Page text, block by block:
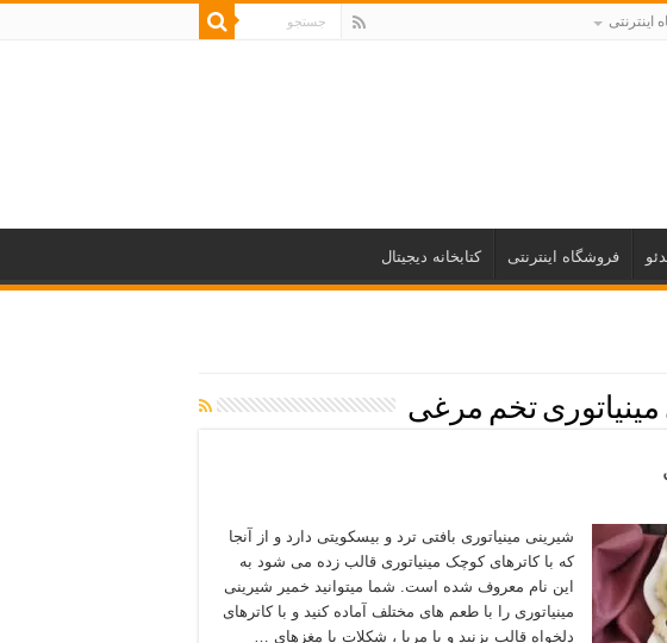
اینترنتی
فروشگاه اینترنتی کتابخانه دیجیتال
تخم مرغی
شیرینی مینیاتوری بافتی ترد و بیسکویتی دارد و از آنجا
که با کاترهای کوچک مینیاتوری قالب زده می شود به
این نام معروف شده است. شما میتوانید خمیر شیرینی
مینیاتوری را با طعم های مختلف آماده کنید و با کاترهای
دلخواه قالب بزنید و با مربا ، شکلات یا مغزهای …